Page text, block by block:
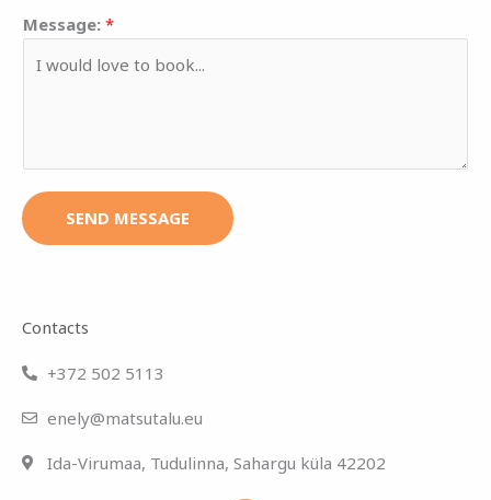
Message: *
SEND MESSAGE
Contacts
+372 502 5113​
enely@matsutalu.eu​
Ida-Virumaa, Tudulinna, Sahargu küla 42202